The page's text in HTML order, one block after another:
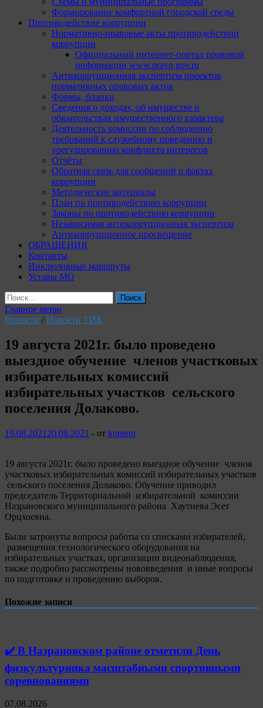
Формирование комфортной городской среды
Противодействие коррупции
Нормативно-правовые акты противодействии
коррупции
Официальный интернет-портал правовой
информации www.pravo.gov.ru
Антикоррупционная экспертиза проектов
нормативных правовых актов
Формы, бланки
Сведения о доходах, об имуществе и
обязательствах имущественного характера
Деятельность комиссии по соблюдению
требований к служебному поведению и
урегулированию конфликта интересов
Отчёты
Обратная связь для сообщений о фактах
коррупции
Методические материалы
План по противодействию коррупции
Законы по противодействию коррупции
Независимая антикоррупционная экспертиза
Антикоррупционное просвещение
ОБРАЩЕНИЯ
Контакты
Инклюзивные маршруты
Уставы МО
Найти:
Главное меню
Новости / Новости ТИК
19 августа 2021г. было проведено
выездное обучение членов участковых
избирательных комиссий
избирательных участков сельского
поселения Долаково.
19.08.2021 20.08.2021 - от kontent
19 августа 2021г. было проведено выездное обучение членов
участковых избирательных комиссий избирательных участков
сельского поселения Долаково. Обучение приводил
председатель Территориальной избирательной комиссии
Назрановского муниципального района Хаутиева Эсет
Орцхоевна.
Были затронуты вопросы работы со списками избирателей,
размещения технологического оборудования на
избирательных участках, организации видеонаблюдения,
также подробно рассмотрены нововведения и иные вопросы
по подготовке и проведению выборов.
Похожие записи
✔️ В Назрановском районе отметили День
физкультурника масштабными спортивными
соревнованиями
07.08.2026